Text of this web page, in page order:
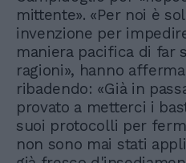
mittente». «Per noi è
invenzione per
maniera pacifica di far
ragioni», hanno
ribadendo: «Già in
provato a metterci i
suoi protocolli per
non sono mai stati